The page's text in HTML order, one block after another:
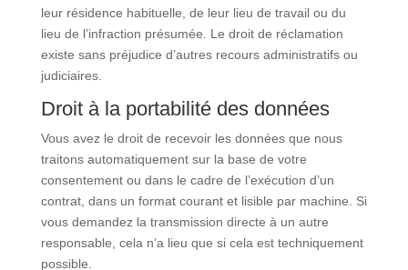
leur résidence habituelle, de leur lieu de travail ou du
lieu de l’infraction présumée. Le droit de réclamation
existe sans préjudice d’autres recours administratifs ou
judiciaires.
Droit à la portabilité des données
Vous avez le droit de recevoir les données que nous
traitons automatiquement sur la base de votre
consentement ou dans le cadre de l’exécution d’un
contrat, dans un format courant et lisible par machine. Si
vous demandez la transmission directe à un autre
responsable, cela n’a lieu que si cela est techniquement
possible.